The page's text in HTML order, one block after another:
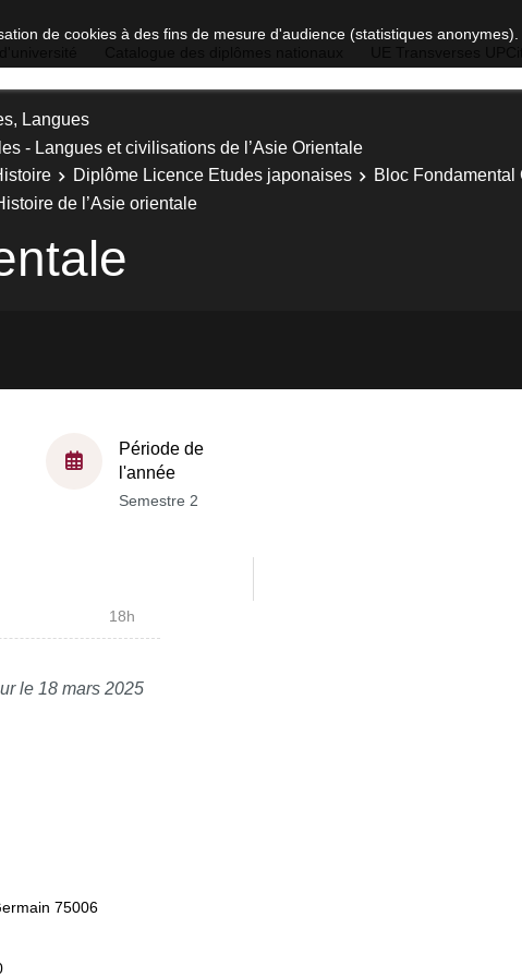
de cookies à des fins de mesure d'audience (statistiques anonymes).
Langues
- Langues et civilisations de l’Asie Orientale
Diplôme Licence Etudes japonaises
Bloc
de l’Asie orientale
Période de
l'année
Semestre 2
18h
le 18 mars 2025
75006